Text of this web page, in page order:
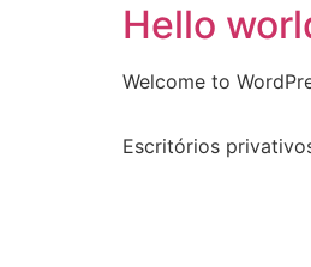
Hello
Welcome to
Escritórios